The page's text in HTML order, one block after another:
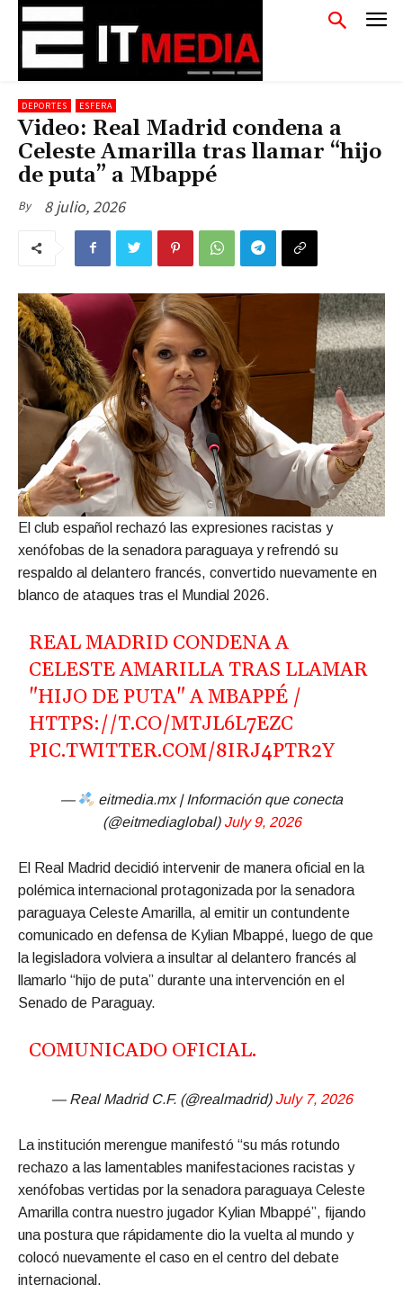
DEPORTES ESFERA
Video: Real Madrid condena a
Celeste Amarilla tras llamar “hijo
de puta” a Mbappé
By 8 julio, 2026
El club español rechazó las expresiones racistas y
xenófobas de la senadora paraguaya y refrendó su
respaldo al delantero francés, convertido nuevamente en
blanco de ataques tras el Mundial 2026.
REAL MADRID CONDENA A
CELESTE AMARILLA TRAS LLAMAR
"HIJO DE PUTA" A MBAPPÉ /
HTTPS://T.CO/MTJL6L7EZC
PIC.TWITTER.COM/8IRJ4PTR2Y
—
eitmedia.mx | Información que conecta
(@eitmediaglobal) July 9, 2026
El Real Madrid decidió intervenir de manera oficial en la
polémica internacional protagonizada por la senadora
paraguaya Celeste Amarilla, al emitir un contundente
comunicado en defensa de Kylian Mbappé, luego de que
la legisladora volviera a insultar al delantero francés al
llamarlo “hijo de puta” durante una intervención en el
Senado de Paraguay.
COMUNICADO OFICIAL.
— Real Madrid C.F. (@realmadrid) July 7, 2026
La institución merengue manifestó “su más rotundo
rechazo a las lamentables manifestaciones racistas y
xenófobas vertidas por la senadora paraguaya Celeste
Amarilla contra nuestro jugador Kylian Mbappé”, fijando
una postura que rápidamente dio la vuelta al mundo y
colocó nuevamente el caso en el centro del debate
internacional.